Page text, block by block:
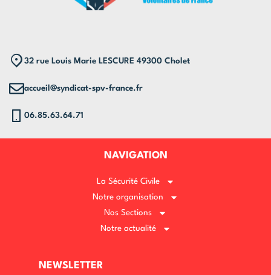
32 rue Louis Marie LESCURE 49300 Cholet
accueil@syndicat-spv-france.fr
06.85.63.64.71
NAVIGATION
La Sécurité Civile
Notre organisation
Nos Sections
Notre actualité
NEWSLETTER